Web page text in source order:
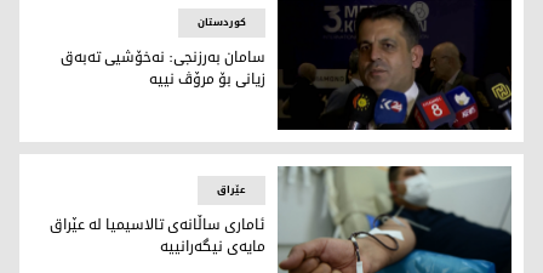
سامان به‌رزنجی، وه‌زیری ته‌ندروستیی حكوومه‌تی هه‌رێمی
کوردستان
سامان به‌رزنجی: نه‌خۆشیی تەبەق
زیانی بۆ مرۆڤ نییه‌
عێراق
ئاماری ساڵانەی تالاسیمیا لە عێراق
مایەی نیگەرانییە